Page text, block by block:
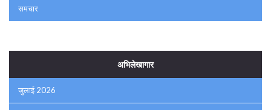
समचार
अभिलेखागार
जुलाई 2026